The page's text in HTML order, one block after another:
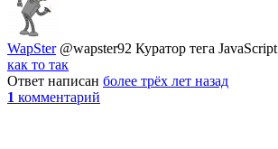
WapSter @wapster92 Куратор тега JavaScript
как то так
Ответ написан более трёх лет назад
1 комментарий